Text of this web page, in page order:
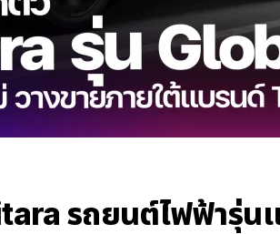
รถยนต์ไฟฟ้ารุ่น